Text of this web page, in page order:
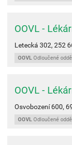
OOVL -
Letecká 302, 252
OOVL Odloučené
OOVL -
Osvobození 600,
OOVL Odloučené